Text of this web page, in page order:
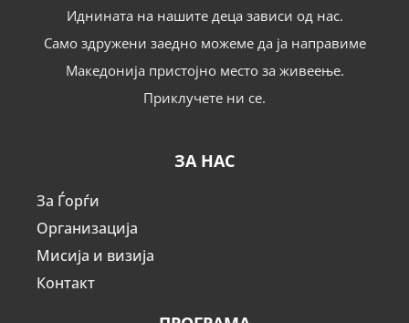
Иднината на нашите деца зависи од нас.
Само здружени заедно можеме да ја направиме
Македонија пристојно место за живеење.
Приклучете ни се.
ЗА НАС
За Ѓорѓи
Организација
Мисија и визија
Контакт